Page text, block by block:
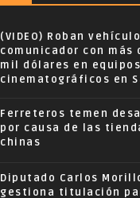
(VIDEO) Roban
comunicador con más
mil dólares en equipos
cinematográficos en
Ferreteros temen
por causa de las
chinas
Diputado Carlos
gestiona titulación